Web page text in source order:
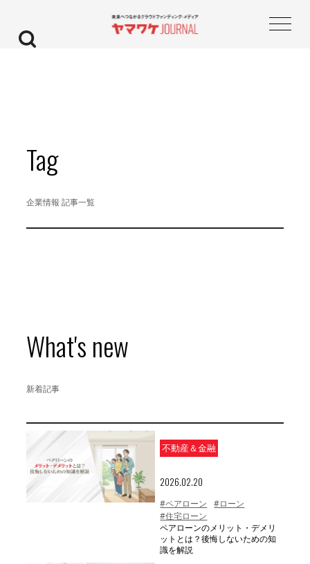
Tag
企業情報 記事一覧
What's new
新着記事
不動産＆金融
2026.02.20
#ペアローン
#ローン
#住宅ローン
ペアローンのメリット・デメリ
ットとは？後悔しないための知
識を解説